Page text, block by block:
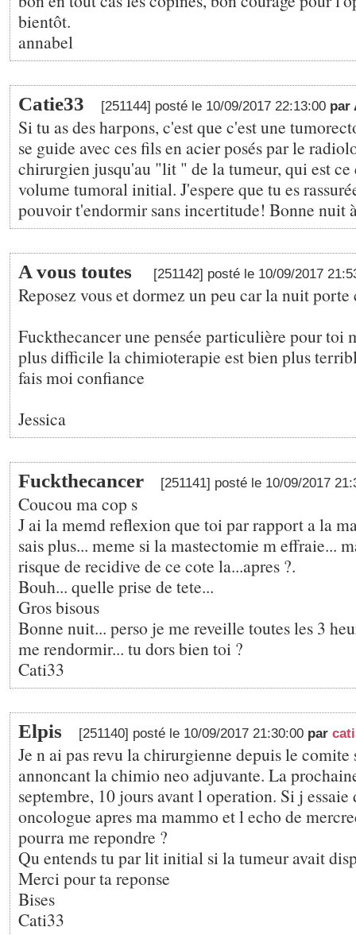
bientôt.
annabel
Catie33 [251144] posté le 10/09/2017 22:13:00 par
Si tu as des harpons, c'est que c'est une
se guide avec ces fils en acier posés par le
chirurgien jusqu'au "lit " de la tumeur, qui est ce
volume tumoral initial. J'espere que tu es
pouvoir t'endormir sans incertitude! Bonne nuit
A vous toutes [251142] posté le 10/09/2017
Reposez vous et dormez un peu car la nuit porte
Fuckthecancer une pensée particulière pour toi
plus difficile la chimioterapie est bien plus
fais moi confiance
Jessica
Fuckthecancer [251141] posté le 10/09/2017
Coucou ma cop s
J ai la memd reflexion que toi par rapport a la
sais plus... meme si la mastectomie m effraie...
risque de recidive de ce cote la...apres ?.
Bouh... quelle prise de tete...
Gros bisous
Bonne nuit... perso je me reveille toutes les 3
me rendormir... tu dors bien toi ?
Cati33
Elpis [251140] posté le 10/09/2017 21:30:00 par
Je n ai pas revu la chirurgienne depuis le
annoncant la chimio neo adjuvante. La
septembre, 10 jours avant l operation. Si j essaie
oncologue apres ma mammo et l echo de
pourra me repondre ?
Qu entends tu par lit initial si la tumeur avait
Merci pour ta reponse
Bises
Cati33